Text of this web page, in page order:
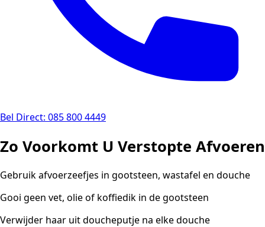
Bel Direct: 085 800 4449
Zo Voorkomt U Verstopte Afvoeren
Gebruik afvoerzeefjes in gootsteen, wastafel en douche
Gooi geen vet, olie of koffiedik in de gootsteen
Verwijder haar uit doucheputje na elke douche